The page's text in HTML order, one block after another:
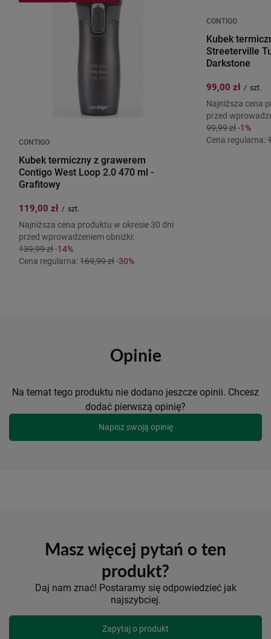
CONTIGO
Kubek termiczny z grawerem
Contigo West Loop 2.0 470 ml -
Grafitowy
119,00 zł / szt.
Najniższa cena produktu w okresie 30 dni
przed wprowadzeniem obniżki:
139,99 zł-14%
Cena regularna:169,99 zł-30%
CONTIGO
Kubek
Streeterville
Darkstone
99,00 zł / szt.
Najniższa cena
przed
99,99 zł-1%
Cena regularna:
Opinie
Na temat tego produktu nie dodano jeszcze opinii. Chcesz
dodać pierwszą opinię?
Napisz swoją opinię
Masz więcej pytań o ten
produkt?
Daj nam znać! Postaramy się odpowiedzieć jak
najszybciej.
Zapytaj o produkt